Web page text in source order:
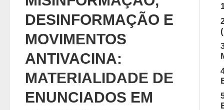
DESINFORMAÇÃO E
MOVIMENTOS
ANTIVACINA:
MATERIALIDADE DE
ENUNCIADOS EM